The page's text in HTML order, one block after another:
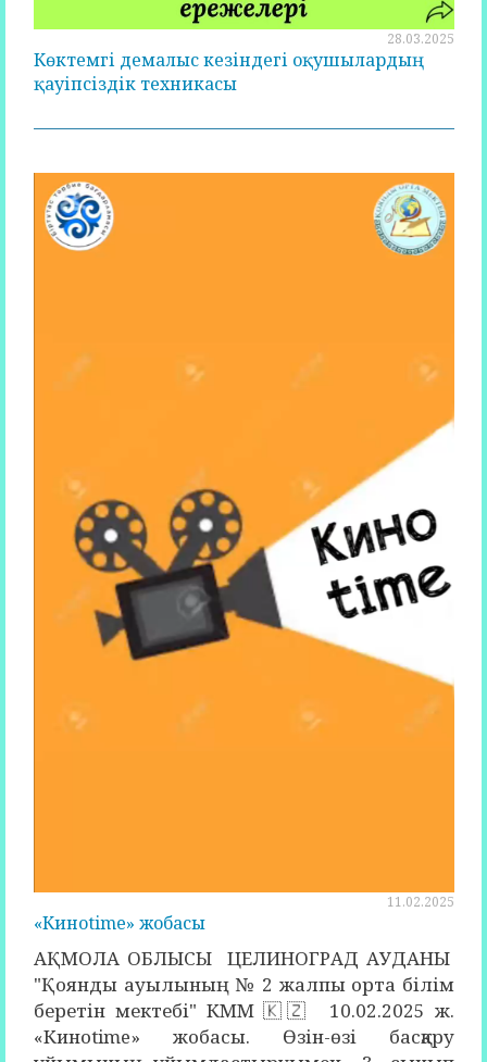
28.03.2025
Көктемгі демалыс кезіндегі оқушылардың
қауіпсіздік техникасы
11.02.2025
«Киноtime» жобасы
АҚМОЛА ОБЛЫСЫ ЦЕЛИНОГРАД АУДАНЫ
"Қоянды ауылының № 2 жалпы орта білім
беретін мектебі" КММ 🇰🇿 10.02.2025 ж.
«Киноtime» жобасы. Өзін-өзі басқару